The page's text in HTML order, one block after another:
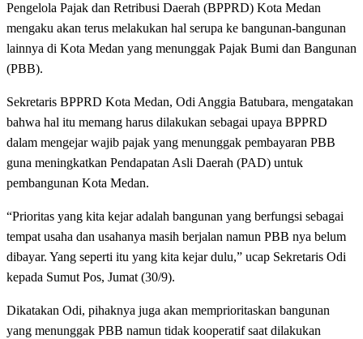
Pengelola Pajak dan Retribusi Daerah (BPPRD) Kota Medan
mengaku akan terus melakukan hal serupa ke bangunan-bangunan
lainnya di Kota Medan yang menunggak Pajak Bumi dan Bangunan
(PBB).
Sekretaris BPPRD Kota Medan, Odi Anggia Batubara, mengatakan
bahwa hal itu memang harus dilakukan sebagai upaya BPPRD
dalam mengejar wajib pajak yang menunggak pembayaran PBB
guna meningkatkan Pendapatan Asli Daerah (PAD) untuk
pembangunan Kota Medan.
“Prioritas yang kita kejar adalah bangunan yang berfungsi sebagai
tempat usaha dan usahanya masih berjalan namun PBB nya belum
dibayar. Yang seperti itu yang kita kejar dulu,” ucap Sekretaris Odi
kepada Sumut Pos, Jumat (30/9).
Dikatakan Odi, pihaknya juga akan memprioritaskan bangunan
yang menunggak PBB namun tidak kooperatif saat dilakukan